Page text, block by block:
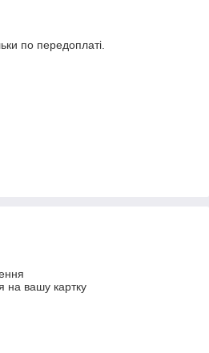
по передоплаті.
на вашу картку